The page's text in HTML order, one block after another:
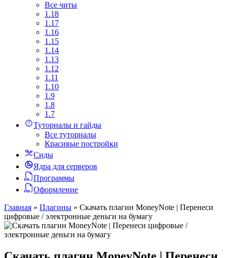
Все читы
1.18
1.17
1.16
1.15
1.14
1.13
1.12
1.11
1.10
1.9
1.8
1.7
Туториалы и гайды
Все туториалы
Красивые постройки
Сиды
Ядра для серверов
Программы
Оформление
Главная » Плагины » Скачать плагин MoneyNote | Перенеси
цифровые / электронные деньги на бумагу